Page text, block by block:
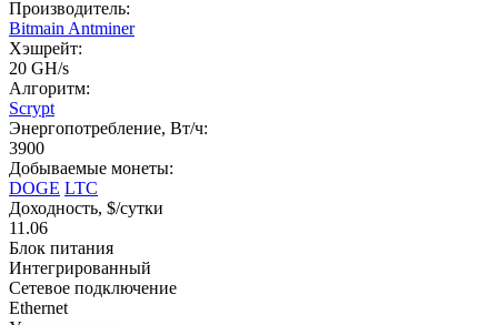
Производитель:
Bitmain Antminer
Хэшрейт:
20 GH/s
Алгоритм:
Scrypt
Энергопотребление, Вт/ч:
3900
Добываемые монеты:
DOGE LTC
Доходность, $/сутки
11.06
Блок питания
Интегрированный
Сетевое подключение
Ethernet